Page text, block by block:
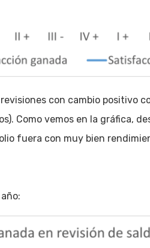
con cambio positivo
Como vemos en la gráfica,
fuera con muy bien